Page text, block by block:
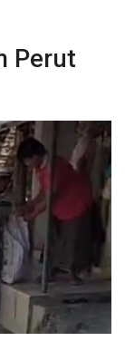
Perut